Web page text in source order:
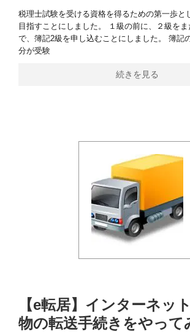
税理士試験を受ける資格を得るための第一歩と
目指すことにしました。 １級の前に、２級を
で、簿記2級を申し込むことにしました。 簿記
分が受験
続きを見る
【e転居】インターネッ
物の転送手続きをやって